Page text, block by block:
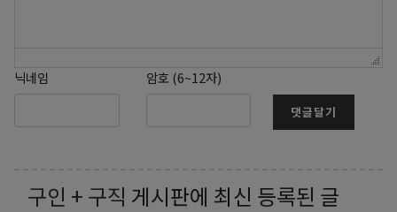
닉네임 암호 (6~12자)
댓글달기
구인 + 구직 게시판에 최신 등록된 글